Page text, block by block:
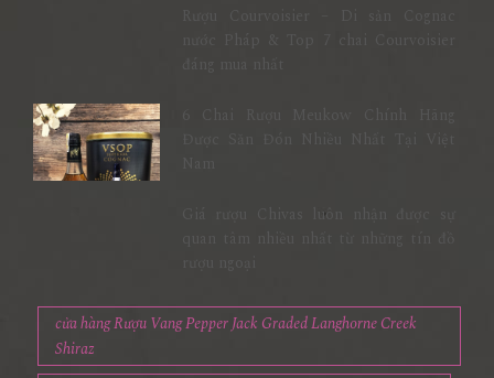
Giá rượu Chivas luôn nhận được sự
cửa hàng Rượu Vang Pepper Jack Graded Langhorne Creek
Shiraz